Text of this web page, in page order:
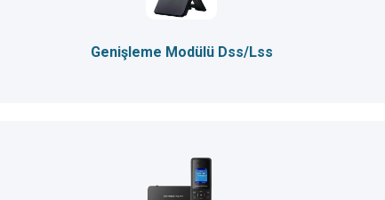
Genişleme Modülü Dss/Lss